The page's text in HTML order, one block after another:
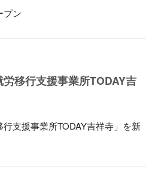
プン
移行支援事業所TODAY吉
支援事業所TODAY吉祥寺」を新